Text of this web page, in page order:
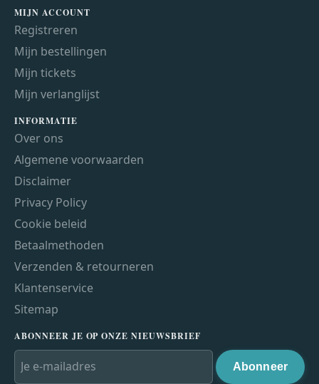
MIJN ACCOUNT
Registreren
Mijn bestellingen
Mijn tickets
Mijn verlanglijst
INFORMATIE
Over ons
Algemene voorwaarden
Disclaimer
Privacy Policy
Cookie beleid
Betaalmethoden
Verzenden & retourneren
Klantenservice
Sitemap
ABONNEER JE OP ONZE NIEUWSBRIEF
Abonneer